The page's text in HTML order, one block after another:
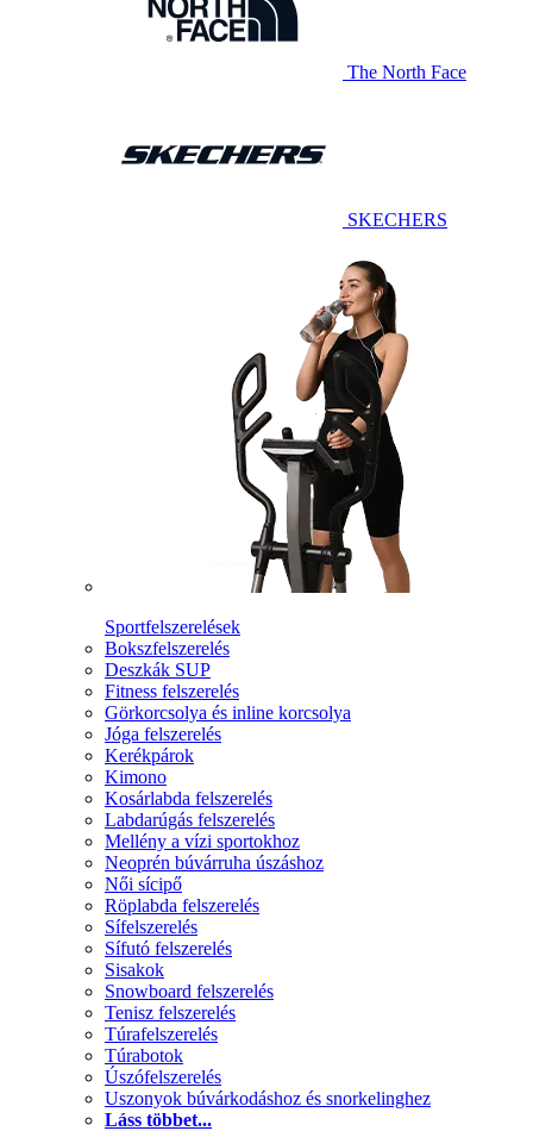
The North Face
SKECHERS
Sportfelszerelések
Bokszfelszerelés
Deszkák SUP
Fitness felszerelés
Görkorcsolya és inline korcsolya
Jóga felszerelés
Kerékpárok
Kimono
Kosárlabda felszerelés
Labdarúgás felszerelés
Mellény a vízi sportokhoz
Neoprén búvárruha úszáshoz
Női sícipő
Röplabda felszerelés
Sífelszerelés
Sífutó felszerelés
Sisakok
Snowboard felszerelés
Tenisz felszerelés
Túrafelszerelés
Túrabotok
Úszófelszerelés
Uszonyok búvárkodáshoz és snorkelinghez
Láss többet...